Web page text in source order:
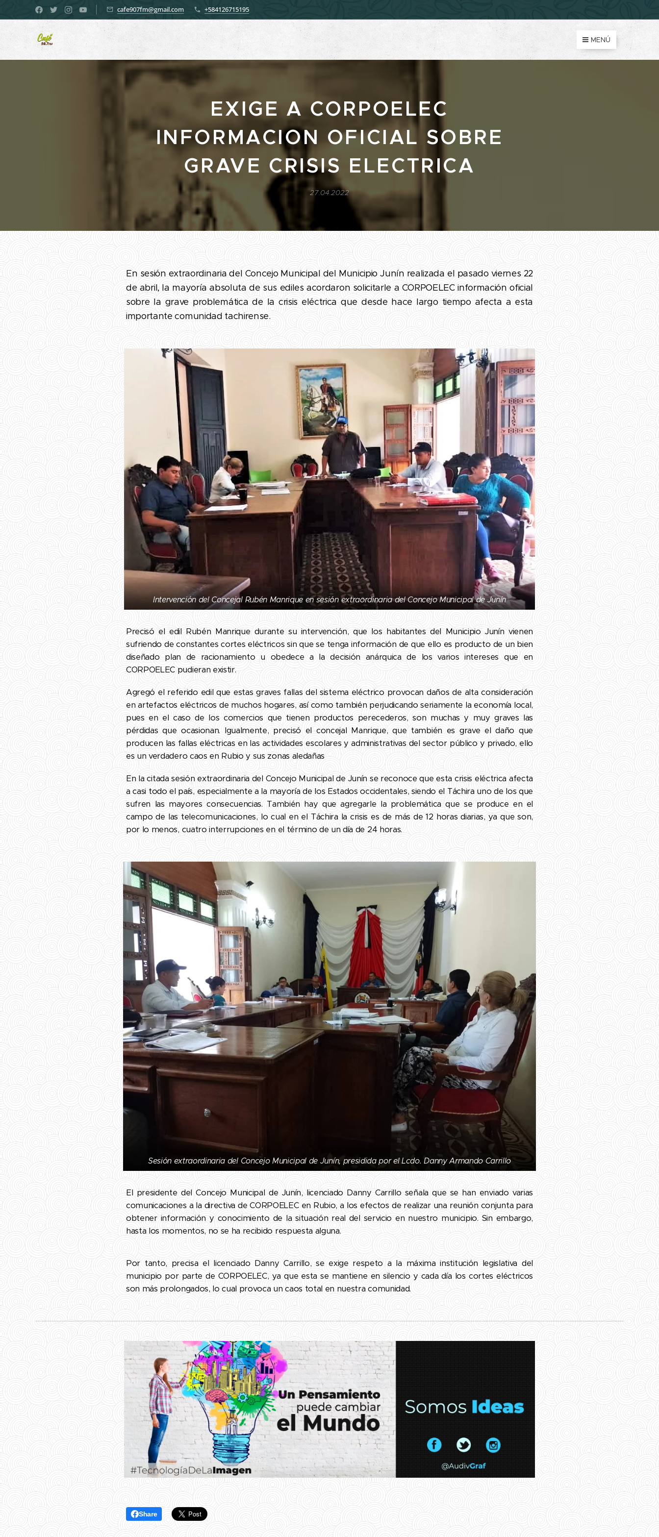
cafe907fm@gmail.com +584126715195
MENÚ
EXIGE A CORPOELEC
INFORMACION OFICIAL SOBRE
GRAVE CRISIS ELECTRICA
27.04.2022
En sesión extraordinaria del Concejo Municipal del Municipio Junín realizada el pasado viernes 22
de abril, la mayoría absoluta de sus ediles acordaron solicitarle a CORPOELEC información oficial
sobre la grave problemática de la crisis eléctrica que desde hace largo tiempo afecta a esta
importante comunidad tachirense.
Intervención del Concejal Rubén Manrique en sesión extraordinaria del Concejo Municipal de Junín
Precisó el edil Rubén Manrique durante su intervención, que los habitantes del Municipio Junín vienen
sufriendo de constantes cortes eléctricos sin que se tenga información de que ello es producto de un bien
diseñado plan de racionamiento u obedece a la decisión anárquica de los varios intereses que en
CORPOELEC pudieran existir.
Agregó el referido edil que estas graves fallas del sistema eléctrico provocan daños de alta consideración
en artefactos eléctricos de muchos hogares, así como también perjudicando seriamente la economía local,
pues en el caso de los comercios que tienen productos perecederos, son muchas y muy graves las
pérdidas que ocasionan. Igualmente, precisó el concejal Manrique, que también es grave el daño que
producen las fallas eléctricas en las actividades escolares y administrativas del sector público y privado, ello
es un verdadero caos en Rubio y sus zonas aledañas
En la citada sesión extraordinaria del Concejo Municipal de Junín se reconoce que esta crisis eléctrica afecta
a casi todo el país, especialmente a la mayoría de los Estados occidentales, siendo el Táchira uno de los que
sufren las mayores consecuencias. También hay que agregarle la problemática que se produce en el
campo de las telecomunicaciones, lo cual en el Táchira la crisis es de más de 12 horas diarias, ya que son,
por lo menos, cuatro interrupciones en el término de un día de 24 horas.
Sesión extraordinaria del Concejo Municipal de Junín, presidida por el Lcdo. Danny Armando Carrillo
El presidente del Concejo Municipal de Junín, licenciado Danny Carrillo señala que se han enviado varias
comunicaciones a la directiva de CORPOELEC en Rubio, a los efectos de realizar una reunión conjunta para
obtener información y conocimiento de la situación real del servicio en nuestro municipio. Sin embargo,
hasta los momentos, no se ha recibido respuesta alguna.
Por tanto, precisa el licenciado Danny Carrillo, se exige respeto a la máxima institución legislativa del
municipio por parte de CORPOELEC, ya que esta se mantiene en silencio y cada día los cortes eléctricos
son más prolongados, lo cual provoca un caos total en nuestra comunidad.
Share